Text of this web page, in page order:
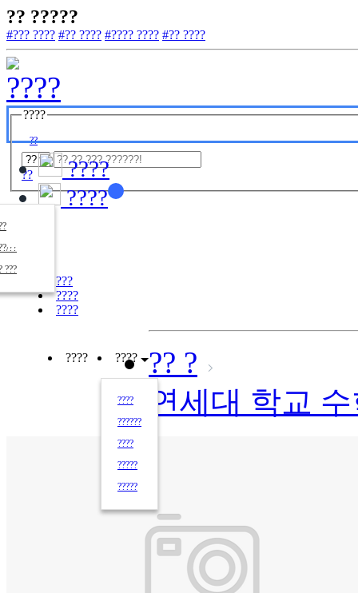
?? ?????
#??? ???? #?? ???? #???? ???? #?? ????
????
??
?? ????
??
???
????
????
???
????
????
???? ????
????
??????
????
?????
?????
?? ?
연세대 학교